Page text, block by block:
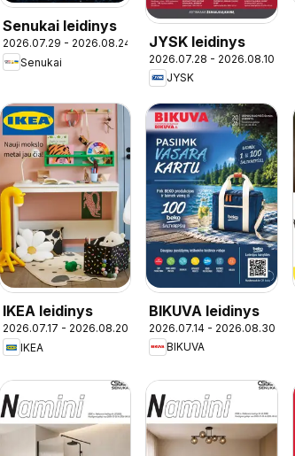
Senukai leidinys
2026.07.29 - 2026.08.24
Senukai
JYSK leidinys
2026.07.28 - 2026.08.10
JYSK
IKEA leidinys
2026.07.17 - 2026.08.20
IKEA
BIKUVA leidinys
2026.07.14 - 2026.08.30
BIKUVA